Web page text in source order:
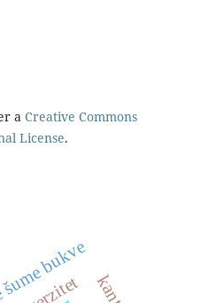
a Creative Commons
License.